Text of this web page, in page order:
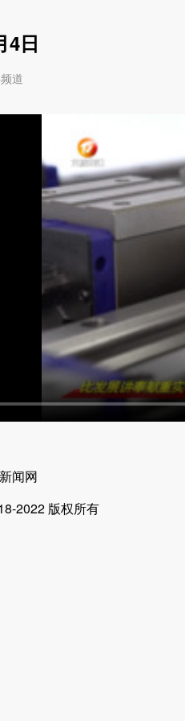
4日
道
闻网
2022 版权所有